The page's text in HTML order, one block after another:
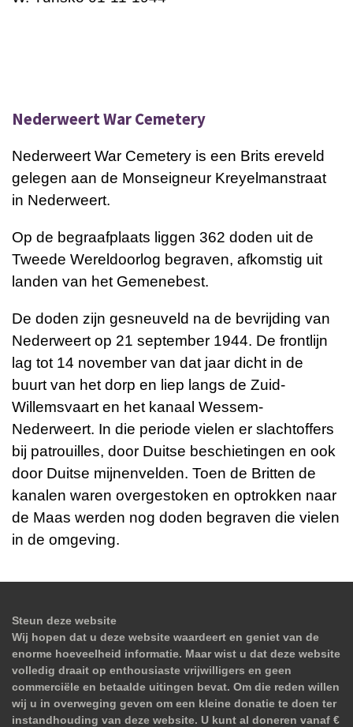
Nederweert War Cemetery
Nederweert War Cemetery is een Brits ereveld
gelegen aan de Monseigneur Kreyelmanstraat
in Nederweert.
Op de begraafplaats liggen 362 doden uit de
Tweede Wereldoorlog begraven, afkomstig uit
landen van het Gemenebest.
De doden zijn gesneuveld na de bevrijding van
Nederweert op 21 september 1944. De frontlijn
lag tot 14 november van dat jaar dicht in de
buurt van het dorp en liep langs de Zuid-
Willemsvaart en het kanaal Wessem-
Nederweert. In die periode vielen er slachtoffers
bij patrouilles, door Duitse beschietingen en ook
door Duitse mijnenvelden. Toen de Britten de
kanalen waren overgestoken en optrokken naar
de Maas werden nog doden begraven die vielen
in de omgeving.
Steun deze website
Wij hopen dat u deze website waardeert en geniet van de
enorme hoeveelheid informatie. Maar wist u dat deze website
volledig draait op enthousiaste vrijwilligers en geen
commerciële en betaalde uitingen bevat. Om die reden willen
wij u in overweging geven om een kleine donatie te doen ter
instandhouding van deze website. U kunt al doneren vanaf €